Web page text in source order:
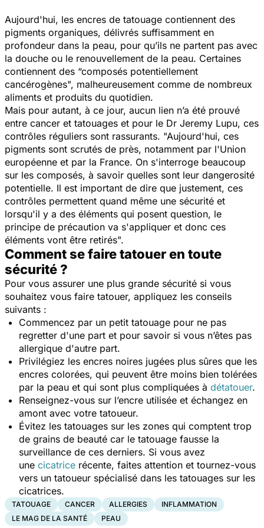
Aujourd'hui, les encres de tatouage contiennent des
pigments organiques, délivrés suffisamment en
profondeur dans la peau, pour qu’ils ne partent pas avec
la douche ou le renouvellement de la peau. Certaines
contiennent des “composés potentiellement
cancérogènes", malheureusement comme de nombreux
aliments et produits du quotidien.
Mais pour autant, à ce jour, aucun lien n’a été prouvé
entre cancer et tatouages et pour le Dr Jeremy Lupu, ces
contrôles réguliers sont rassurants. "Aujourd'hui, ces
pigments sont scrutés de près, notamment par l'Union
européenne et par la France. On s'interroge beaucoup
sur les composés, à savoir quelles sont leur dangerosité
potentielle. Il est important de dire que justement, ces
contrôles permettent quand même une sécurité et
lorsqu'il y a des éléments qui posent question, le
principe de précaution va s'appliquer et donc ces
éléments vont être retirés".
Comment se faire tatouer en toute
sécurité ?
Pour vous assurer une plus grande sécurité si vous
souhaitez vous faire tatouer, appliquez les conseils
suivants :
Commencez par un petit tatouage pour ne pas
regretter d'une part et pour savoir si vous n’êtes pas
allergique d'autre part.
Privilégiez les encres noires jugées plus sûres que les
encres colorées, qui peuvent être moins bien tolérées
par la peau et qui sont plus compliquées à détatouer.
Renseignez-vous sur l’encre utilisée et échangez en
amont avec votre tatoueur.
Évitez les tatouages sur les zones qui comptent trop
de grains de beauté car le tatouage fausse la
surveillance de ces derniers. Si vous avez
une cicatrice récente, faites attention et tournez-vous
vers un tatoueur spécialisé dans les tatouages sur les
cicatrices.
TATOUAGE CANCER ALLERGIES
INFLAMMATION
LE MAG DE LA SANTÉ
PEAU